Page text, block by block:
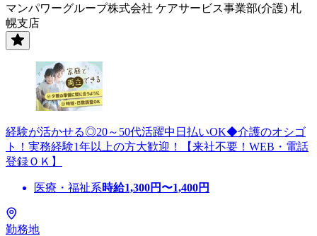
マンパワーグループ株式会社 ケアサービス事業部(介護) 札
幌支店
経験が活かせる◎20～50代活躍中日払いOK◆介護のオシゴ
ト！実務経験1年以上の方大歓迎！【来社不要！WEB・電話
登録ＯＫ】
医療・福祉系時給1,300円〜1,400円
勤務地